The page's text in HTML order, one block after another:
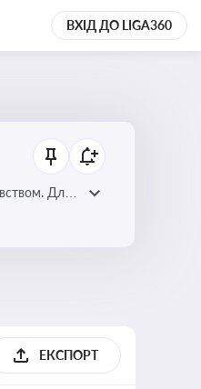
ВХІД ДО LIGA360
Для
ЕКСПОРТ